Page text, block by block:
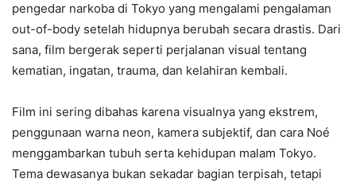
pengedar narkoba di Tokyo yang mengalami pengalaman
out-of-body setelah hidupnya berubah secara drastis. Dari
sana, film bergerak seperti perjalanan visual tentang
kematian, ingatan, trauma, dan kelahiran kembali.
Film ini sering dibahas karena visualnya yang ekstrem,
penggunaan warna neon, kamera subjektif, dan cara Noé
menggambarkan tubuh serta kehidupan malam Tokyo.
Tema dewasanya bukan sekadar bagian terpisah, tetapi